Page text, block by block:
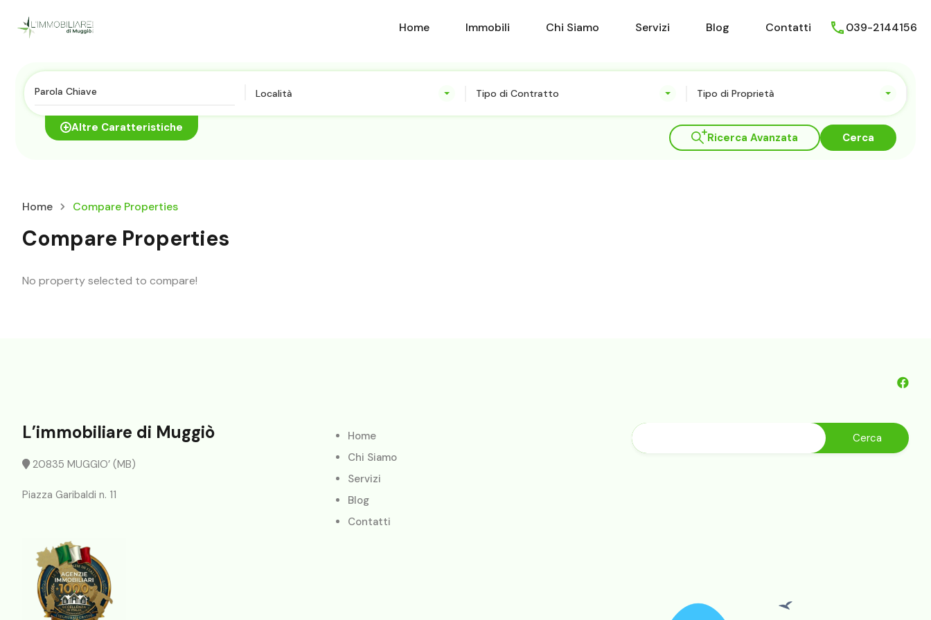
Home Immobili Chi Siamo Servizi Blog Contatti
Home Immobili Chi Siamo Servizi Blog Contatti 039-2144156
Località Tipo di Contratto Tipo di Proprietà
Altre Caratteristiche
Ricerca Avanzata Cerca
Home Compare Properties
Compare Properties
No property selected to compare!
L’immobiliare di Muggiò
20835 MUGGIO’ (MB)
Piazza Garibaldi n. 11
Home
Chi Siamo
Servizi
Blog
Contatti